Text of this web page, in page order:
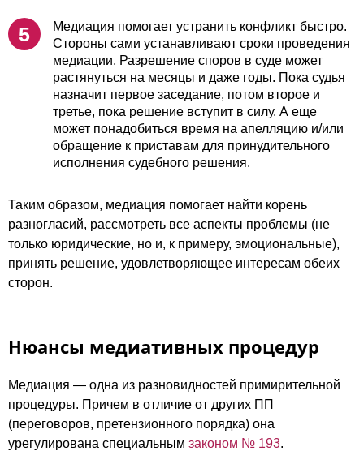
Медиация помогает устранить конфликт быстро.
Стороны сами устанавливают сроки проведения
медиации. Разрешение споров в суде может
растянуться на месяцы и даже годы. Пока судья
назначит первое заседание, потом второе и
третье, пока решение вступит в силу. А еще
может понадобиться время на апелляцию и/или
обращение к приставам для принудительного
исполнения судебного решения.
Таким образом, медиация помогает найти корень
разногласий, рассмотреть все аспекты проблемы (не
только юридические, но и, к примеру, эмоциональные),
принять решение, удовлетворяющее интересам обеих
сторон.
Нюансы медиативных процедур
Медиация — одна из разновидностей примирительной
процедуры. Причем в отличие от других ПП
(переговоров, претензионного порядка) она
урегулирована специальным законом № 193.